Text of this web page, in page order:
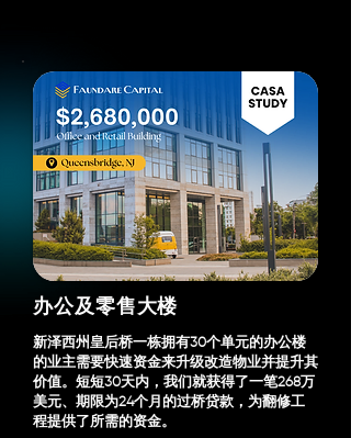
办公及零售大楼
新泽西州皇后桥一栋拥有30个单元的办公楼
的业主需要快速资金来升级改造物业并提升其
价值。短短30天内，我们就获得了一笔268万
美元、期限为24个月的过桥贷款，为翻修工
程提供了所需的资金。